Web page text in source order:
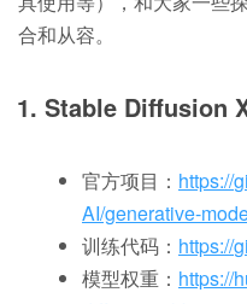
合和从容。
1. Stable Diffusion
官方项目： https://
AI/generative-
训练代码： https://
模型权重： https://